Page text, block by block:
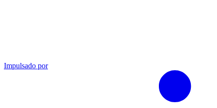
Impulsado por